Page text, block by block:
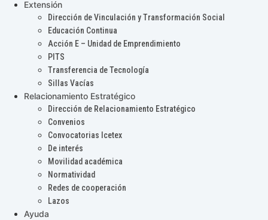
Extensión
Dirección de Vinculación y Transformación Social
Educación Continua
Acción E – Unidad de Emprendimiento
PITS
Transferencia de Tecnología
Sillas Vacías
Relacionamiento Estratégico
Dirección de Relacionamiento Estratégico
Convenios
Convocatorias Icetex
De interés
Movilidad académica
Normatividad
Redes de cooperación
Lazos
Ayuda